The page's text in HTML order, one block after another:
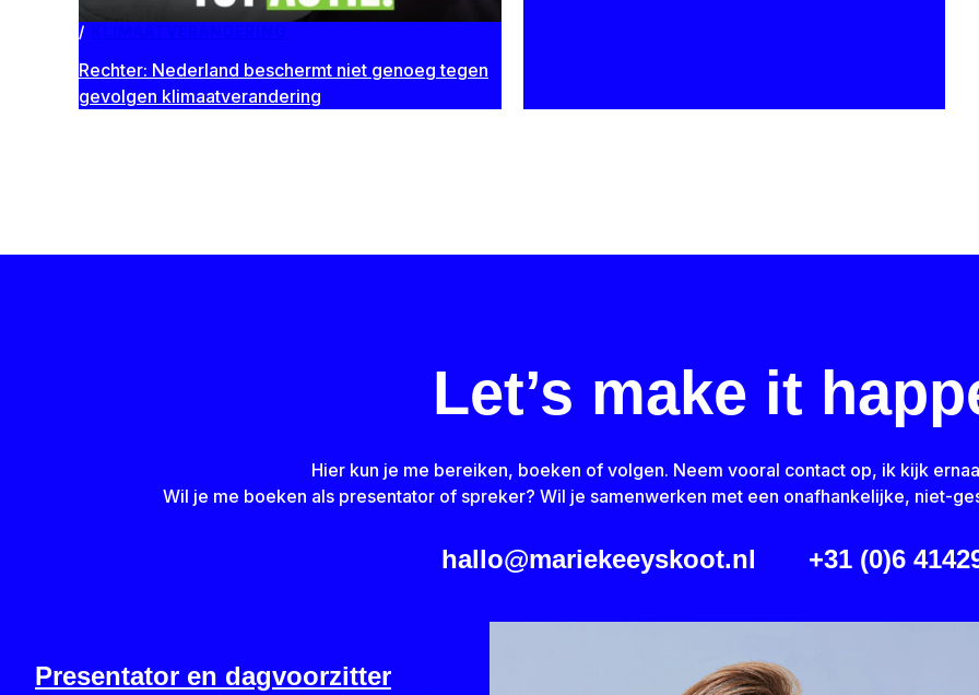
Rechter: Nederland beschermt niet genoeg tegen
gevolgen klimaatverandering
Let’s make it
Hier kun je me bereiken, boeken of volgen. Neem vooral contact op, ik kijk
Wil je me boeken als presentator of spreker? Wil je samenwerken met een onafhankelijke, niet-
hallo@mariekeeyskoot.nl +31 (0)6
Presentator en dagvoorzitter